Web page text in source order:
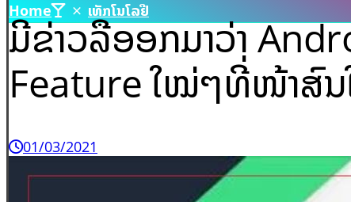
Home ເທັກໂນໂລຢີ
ມີຂ່າວລືອອກມາວ່າ
Feature ໃໝ່ໆທີ່ໜ້າສົນ
01/03/2021